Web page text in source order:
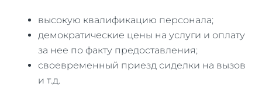
высокую квалификацию персонала;
демократические цены на услуги и оплату
за нее по факту предоставления;
своевременный приезд сиделки на вызов
и т.д.